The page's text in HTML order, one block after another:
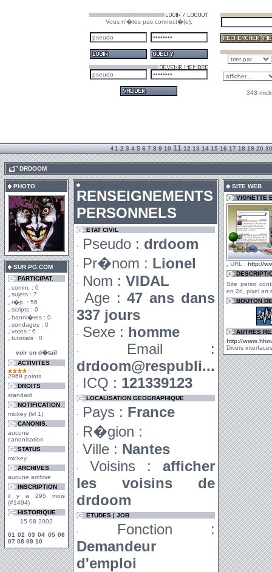
Vous n'�tes pas connect�(e).
343
1 2 3 4 5 6 7 8 9 10 11 12 13 14 15 16 17 18 19 20 30
DRDOOM
PHOTO
SUR PG.COM
PARTICIPAT.
comm. : 0
sujets : 7
r�p. : 56
scripts : 0
banni�res : 0
sondages : 0
votes : 6
tutorials : 0
voir en d�tail
ACTIVITES
2969 points
DROITS
standard
NOTIFICATION
mickey (lvl 1)
CANONIS.
aucune
canonisation
STATUS
mickey
ARCHIVES
aucune archive
INSCRIPTION
il y a 295 mois
(#1494)
HISTORIQUE
15 08 2002
01 02 03 04 05 06
07 08 09 10
RENSEIGNEMENTS
PERSONNELS
ETAT CIVIL
Pseudo : drdoom
Pr�nom : Lionel
Nom : VIDAL
Age :47 ans dans
337 jours
Sexe : homme
Email :
drdoom@respubli...
ICQ : 121339123
LOCALISATION GEOGRAPHIQUE
Pays : France
R�gion :
Ville : Nantes
Voisins : afficher
les voisins de
drdoom
ETUDES | JOB
Fonction :
Demandeur
d'emploi
SITE WEB
VIGNETTE
URL : http://
Site perso
en 2d, pixel art
BOUTON
AUTRES
http://
Divers